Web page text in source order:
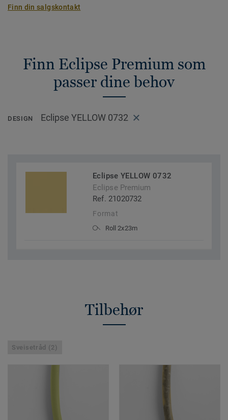
Finn din salgskontakt
Finn Eclipse Premium som
passer dine behov
DESIGN Eclipse YELLOW 0732
Eclipse YELLOW 0732
Eclipse Premium
Ref. 21020732
Format
Roll 2x23m
Tilbehør
Sveisetråd (2)